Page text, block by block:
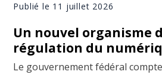
Publié le 11 juillet 2026
Un nouvel organisme
régulation du
Le gouvernement fédéral